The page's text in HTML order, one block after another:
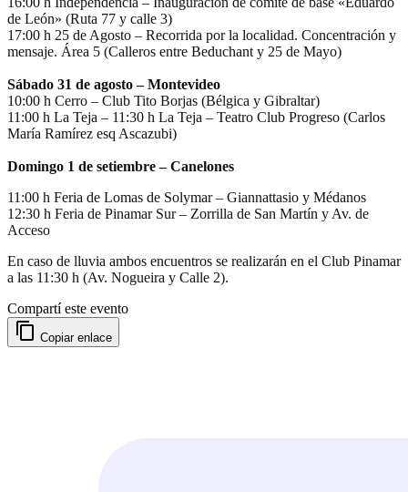
de León» (Ruta 77 y calle 3)
17:00 h 25 de Agosto – Recorrida por la localidad. Concentración y
mensaje. Área 5 (Calleros entre Beduchant y 25 de Mayo)
Sábado 31 de agosto – Montevideo
10:00 h Cerro – Club Tito Borjas (Bélgica y Gibraltar)
11:00 h La Teja – 11:30 h La Teja – Teatro Club Progreso (Carlos
María Ramírez esq Ascazubi)
Domingo 1 de setiembre – Canelones
11:00 h Feria de Lomas de Solymar – Giannattasio y Médanos
12:30 h Feria de Pinamar Sur – Zorrilla de San Martín y Av. de
Acceso
En caso de lluvia ambos encuentros se realizarán en el Club Pinamar
a las 11:30 h (Av. Nogueira y Calle 2).
Compartí este evento
Copiar enlace